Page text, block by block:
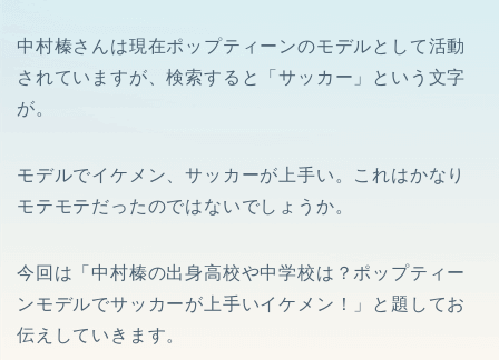
中村榛さんは現在ポップティーンのモデルとして活動
されていますが、検索すると「サッカー」という文字
が。
モデルでイケメン、サッカーが上手い。これはかなり
モテモテだったのではないでしょうか。
今回は「中村榛の出身高校や中学校は？ポップティー
ンモデルでサッカーが上手いイケメン！」と題してお
伝えしていきます。